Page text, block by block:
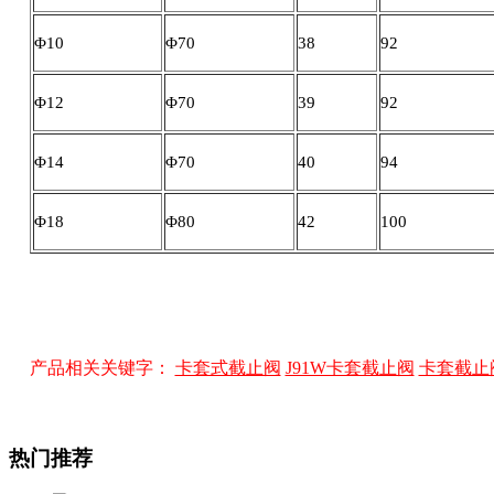
Φ10 Φ70 38 92
Φ12 Φ70 39 92
Φ14 Φ70 40 94
Φ18 Φ80 42 100
产品相关关键字： 卡套式截止阀 J91W卡套截止阀 卡套截止
热门推荐